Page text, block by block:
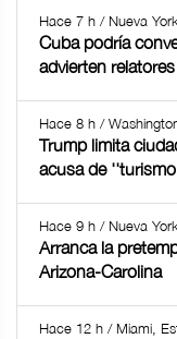
Hace 7 h / Nueva
Cuba podría
advierten
Hace 8 h /
Trump limita
acusa de
Hace 9 h / Nueva
Arranca la
Arizona-Carolina
Hace 12 h / Miami,